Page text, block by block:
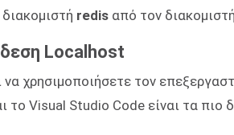
redis από τον
Localhost
να χρησιμοποιήσετε τον
το Visual Studio Code είναι τα πιο